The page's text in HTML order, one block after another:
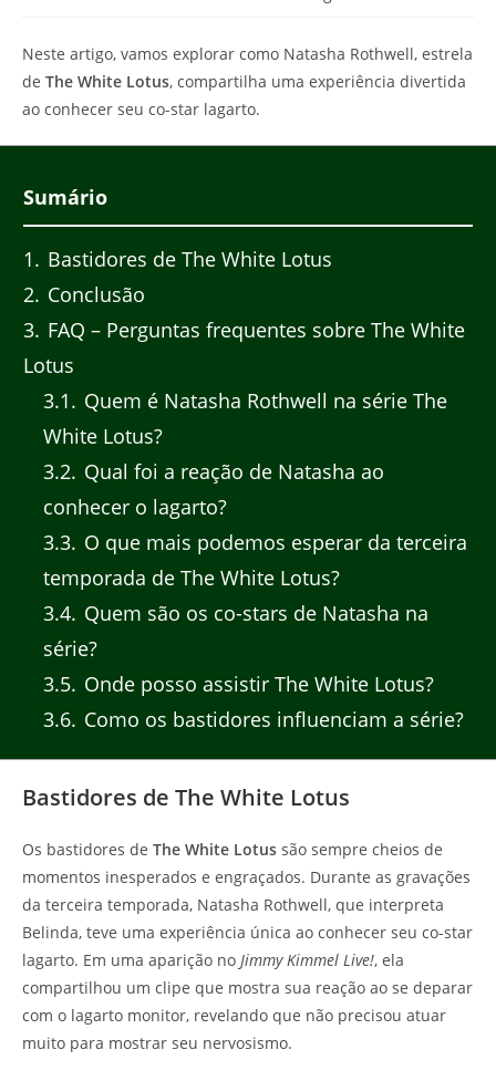
Neste artigo, vamos explorar como Natasha Rothwell, estrela
de The White Lotus, compartilha uma experiência divertida
ao conhecer seu co-star lagarto.
Sumário
1
Bastidores de The White Lotus
2 Conclusão
3 FAQ – Perguntas frequentes sobre The White
Lotus
3.1
Quem é Natasha Rothwell na série The
White Lotus?
3.2 Qual foi a reação de Natasha ao
conhecer o lagarto?
3.3 O que mais podemos esperar da terceira
temporada de The White Lotus?
3.4 Quem são os co-stars de Natasha na
série?
3.5 Onde posso assistir The White Lotus?
3.6 Como os bastidores influenciam a série?
Bastidores de The White Lotus
Os bastidores de The White Lotus são sempre cheios de
momentos inesperados e engraçados. Durante as gravações
da terceira temporada, Natasha Rothwell, que interpreta
Belinda, teve uma experiência única ao conhecer seu co-star
lagarto. Em uma aparição no Jimmy Kimmel Live!, ela
compartilhou um clipe que mostra sua reação ao se deparar
com o lagarto monitor, revelando que não precisou atuar
muito para mostrar seu nervosismo.